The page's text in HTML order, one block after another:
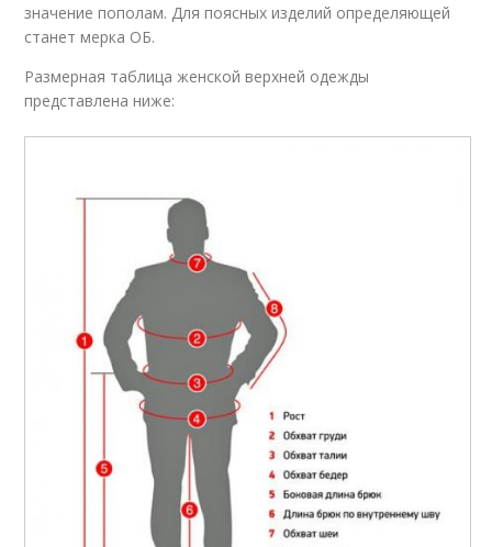
значение пополам. Для поясных изделий определяющей
станет мерка ОБ.
Размерная таблица женской верхней одежды
представлена ниже: